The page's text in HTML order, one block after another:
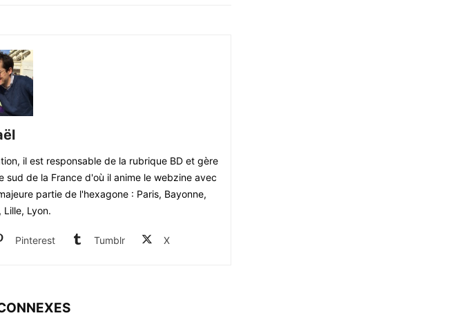
il est responsable de la rubrique BD et gère
de la France d'où il anime le webzine avec
partie de l'hexagone : Paris, Bayonne,
Lille, Lyon.
Pinterest Tumblr X